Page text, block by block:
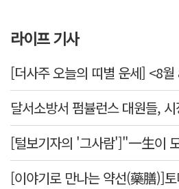
라이프 기사